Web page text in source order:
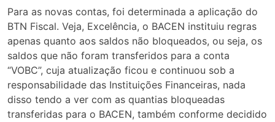
Para as novas contas, foi determinada a aplicação do
BTN Fiscal. Veja, Excelência, o BACEN instituiu regras
apenas quanto aos saldos não bloqueados, ou seja, os
saldos que não foram transferidos para a conta
“VOBC”, cuja atualização ficou e continuou sob a
responsabilidade das Instituições Financeiras, nada
disso tendo a ver com as quantias bloqueadas
transferidas para o BACEN, também conforme decidido